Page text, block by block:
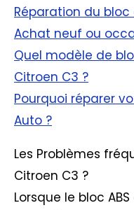
Réparation du bloc
Achat neuf ou
Quel modèle de
Citroen C3 ?
Pourquoi réparer
Auto ?
Les Problèmes
Citroen C3 ?
Lorsque le bloc